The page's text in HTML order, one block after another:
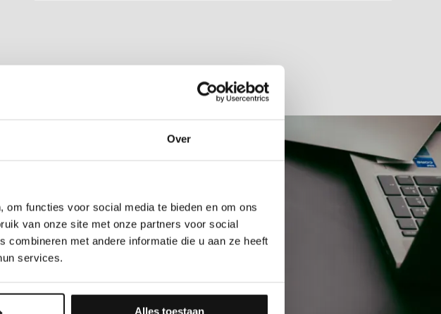
Over
functies voor social media te bieden en om ons
van onze site met onze partners voor social
combineren met andere informatie die u aan ze heeft
services.
Alles toestaan